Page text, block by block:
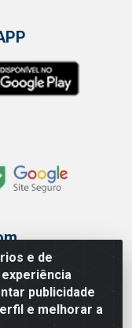
e de
publicidade
e melhorar a
Paulo/SP